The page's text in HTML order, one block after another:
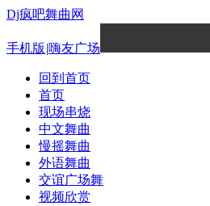
Dj疯吧舞曲网
手机版 |嗨友广场
回到首页
首页
现场串烧
中文舞曲
慢摇舞曲
外语舞曲
交谊广场舞
视频欣赏